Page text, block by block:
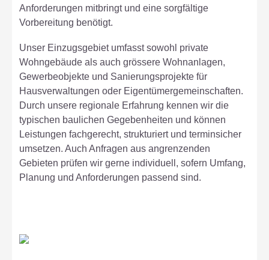
Anforderungen mitbringt und eine sorgfältige
Vorbereitung benötigt.
Unser Einzugsgebiet umfasst sowohl private
Wohngebäude als auch grössere Wohnanlagen,
Gewerbeobjekte und Sanierungsprojekte für
Hausverwaltungen oder Eigentümergemeinschaften.
Durch unsere regionale Erfahrung kennen wir die
typischen baulichen Gegebenheiten und können
Leistungen fachgerecht, strukturiert und terminsicher
umsetzen. Auch Anfragen aus angrenzenden
Gebieten prüfen wir gerne individuell, sofern Umfang,
Planung und Anforderungen passend sind.